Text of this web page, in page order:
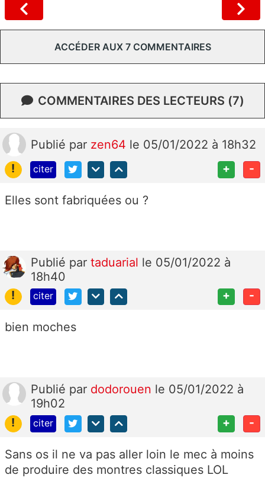
ACCÉDER AUX 7 COMMENTAIRES
COMMENTAIRES DES LECTEURS (7)
Publié par zen64 le 05/01/2022 à 18h32
!
citer + -
Elles sont fabriquées ou ?
Publié par taduarial le 05/01/2022 à
18h40
!
citer + -
bien moches
Publié par dodorouen le 05/01/2022 à
19h02
!
citer + -
Sans os il ne va pas aller loin le mec à moins
de produire des montres classiques LOL